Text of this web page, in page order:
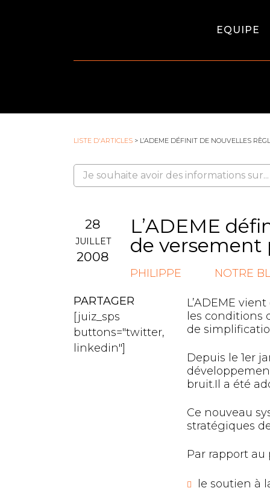
EQUIPE
LISTE D'ARTICLES > L’ADEME DÉFINIT DE NOUVELLES
28
JUILLET
2008
L’ADEME
de versement
PHILIPPE NOTRE
PARTAGER
[juiz_sps
buttons="twitter,
linkedin"]
L’ADEME
les conditions
de
Depuis le 1er
bruit.Il a été
Ce nouveau
stratégiques
Par rapport au
le soutien à